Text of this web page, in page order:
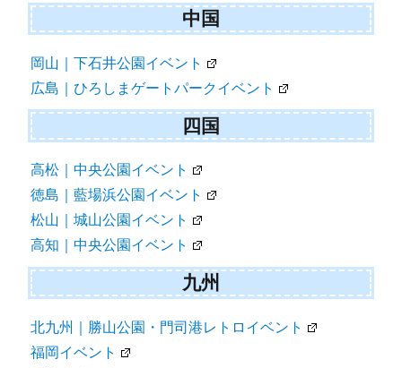
中国
岡山｜下石井公園イベント
広島｜ひろしまゲートパークイベント
四国
高松｜中央公園イベント
徳島｜藍場浜公園イベント
松山｜城山公園イベント
高知｜中央公園イベント
九州
北九州｜勝山公園・門司港レトロイベント
福岡イベント